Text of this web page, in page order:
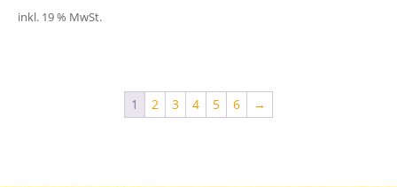
inkl. 19 % MwSt.
1 2 3 4 5 6 →